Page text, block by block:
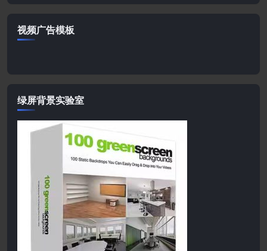
视频广告模板
绿屏背景实验室